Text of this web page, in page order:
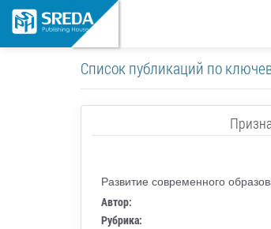
Список публикаций по
Развитие современного
Автор:
Рубрика: